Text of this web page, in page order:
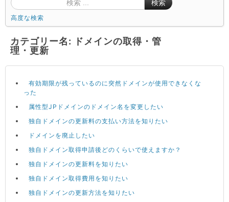
検索
高度な検索
カテゴリー名: ドメインの取得・管
理・更新
有効期限が残っているのに突然ドメインが使用できなくな
った
属性型JPドメインのドメイン名を変更したい
独自ドメインの更新料の支払い方法を知りたい
ドメインを廃止したい
独自ドメイン取得申請後どのくらいで使えますか？
独自ドメインの更新料を知りたい
独自ドメイン取得費用を知りたい
独自ドメインの更新方法を知りたい